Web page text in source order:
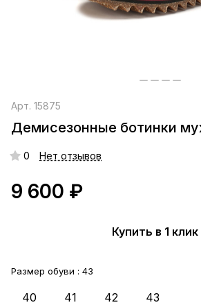
Арт. 15875
Демисезонные ботинки
0 Нет отзывов
9 600 ₽
Купить в 1 клик
Размер обуви : 43
40 41 42 43